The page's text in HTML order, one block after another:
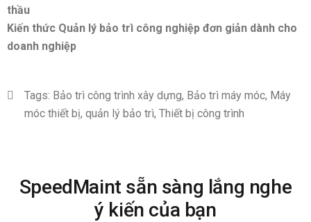
thầu
Kiến thức Quản lý bảo trì công nghiệp đơn giản dành cho
doanh nghiệp
Tags: Bảo trì công trình xây dựng, Bảo trì máy móc, Máy
móc thiết bị, quản lý bảo trì, Thiết bị công trình
SpeedMaint sẵn sàng lắng nghe
ý kiến của bạn